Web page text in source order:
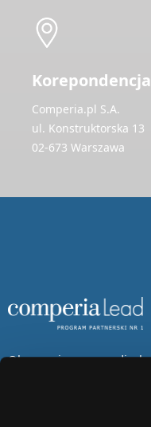
Korepondencja
Comperia.pl S.A.
ul. Konstruktorska 13
02-673 Warszawa
Obserwuj nas w mediach